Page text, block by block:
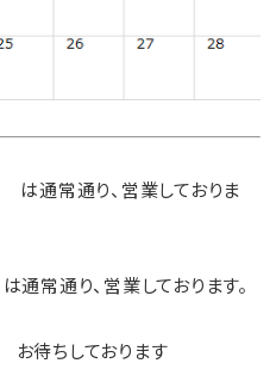
通常通り、営業しておりま
常通り、営業しております。
待ちしております